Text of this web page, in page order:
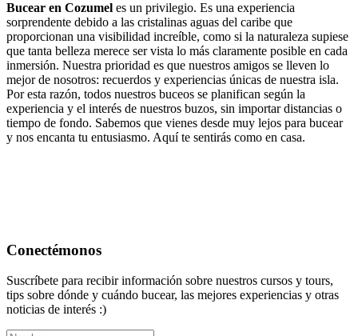
Bucear en Cozumel es un privilegio. Es una experiencia
sorprendente debido a las cristalinas aguas del caribe que
proporcionan una visibilidad increíble, como si la naturaleza supiese
que tanta belleza merece ser vista lo más claramente posible en cada
inmersión. Nuestra prioridad es que nuestros amigos se lleven lo
mejor de nosotros: recuerdos y experiencias únicas de nuestra isla.
Por esta razón, todos nuestros buceos se planifican según la
experiencia y el interés de nuestros buzos, sin importar distancias o
tiempo de fondo. Sabemos que vienes desde muy lejos para bucear
y nos encanta tu entusiasmo. Aquí te sentirás como en casa.
Conectémonos
Suscríbete para recibir información sobre nuestros cursos y tours,
tips sobre dónde y cuándo bucear, las mejores experiencias y otras
noticias de interés :)